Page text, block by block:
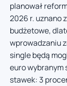
planował
2026 r. uznano
budżetowe,
wprowadzaniu
single będą
euro wybranym
stawek: 3